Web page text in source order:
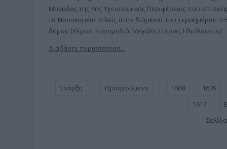
Μονάδας της 4ης Υγειονομικής Περιφέρειας που
το Νοσοκομέιο Κιλκίς στην διάρκεια του τεραημέρου
δήμου (Χέρσο, Κορομηλιά, Μεγάλη Στέρνα, Ηλιόλουστο):
Διαβάστε περισσότερα...
Έναρξη Προηγούμενο 1608 1609
1617